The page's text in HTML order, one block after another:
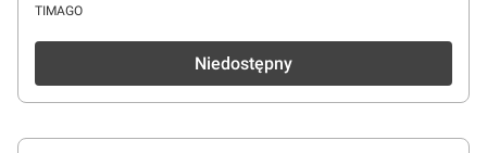
PRODUCENT
TIMAGO
Niedostępny